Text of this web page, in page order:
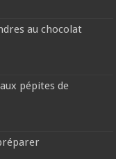
au chocolat
pépites de